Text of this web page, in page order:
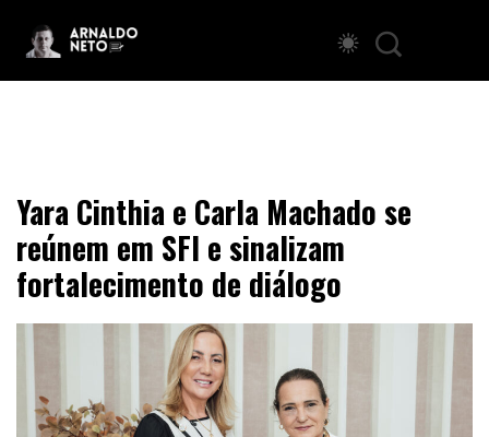
Yara Cinthia e Carla Machado se
reúnem em SFI e sinalizam
fortalecimento de diálogo